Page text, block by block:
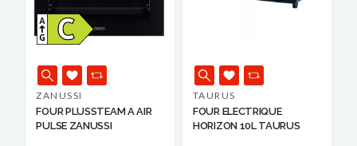
ZANUSSI
FOUR PLUSSTEAM A AIR
PULSE ZANUSSI
TAURUS
FOUR ELECTRIQUE
HORIZON 10L TAURUS